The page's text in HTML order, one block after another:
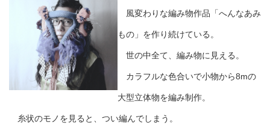
風変わりな編み物作品「へんなあみ
もの」を作り続けている。
世の中全て、編み物に見える。
カラフルな色合いで小物から8mの
大型立体物を編み制作。
糸状のモノを見ると、つい編んでしまう。